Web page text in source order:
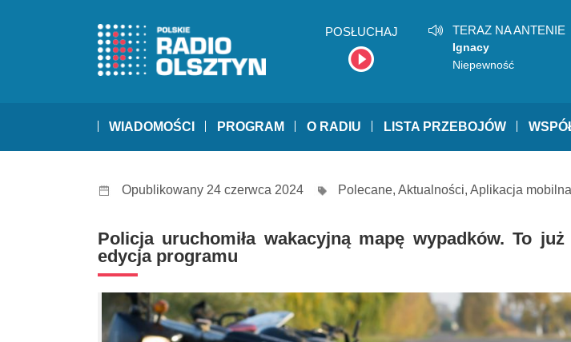
POSŁUCHAJ TERAZ NA ANTENIE
Ignacy
Niepewność
WIADOMOŚCI PROGRAM O RADIU LISTA PRZEBOJÓW
Opublikowany 24 czerwca 2024 Polecane, Aktualności, Aplikacja mobilna
Policja uruchomiła wakacyjną mapę wypadków. To już
edycja programu